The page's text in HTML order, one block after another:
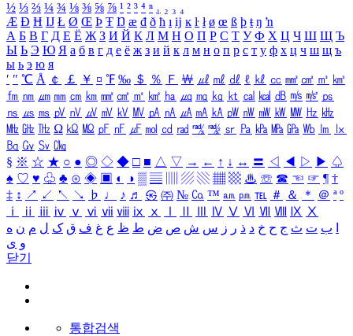
½ ⅓ ⅔ ¼ ¾ ⅛ ⅜ ⅝ ⅞ ¹ ² ³ ⁴ ⁿ ₁ ₂ ₃ ₄
Æ Ð Ħ Ĳ Ł Ø Œ Þ Ŧ Ŋ æ đ ð ħ ı ĳ ĸ ŀ ł ø œ ß þ ŧ ŋ ŉ
А Б В Г Д Е Ё Ж З И Й К Л М Н О П Р С Т У Ф Х Ц Ч Ш Щ Ъ
Ы Ь Э Ю Я а б в г д е ё ж з и й к л м н о п р с т у ф х ц ч ш щ ъ
ы ь э ю я
′ ″ ℃ Å ￠ ￡ ￥ ¤ ℉ ‰ ＄ ％ Ｆ ￦ ㎕ ㎖ ㎗ ℓ ㎘ ㏄ ㎣ ㎤ ㎥ ㎦
㎙ ㎚ ㎛ ㎜ ㎝ ㎞ ㎟ ㎠ ㎡ ㎢ ㏊ ㎍ ㎎ ㎏ ㏏ ㎈ ㎉ ㏈ ㎧ ㎨ ㎰
㎱ ㎲ ㎳ ㎴ ㎵ ㎶ ㎷ ㎸ ㎹ ㎀ ㎁ ㎂ ㎃ ㎄ ㎺ ㎻ ㎽ ㎾ ㎿ ㎐ ㎑
㎒ ㎓ ㎔ Ω ㏀ ㏁ ㎊ ㎋ ㎌ ㏖ ㏅ ㎭ ㎮ ㎯ ㏛ ㎩ ㎪ ㎫ ㎬ ㏝ ㏐
㏓
㏃ ㏉ ㏜ ㏆
§ ※ ☆ ★ ○ ● ◎ ◇ ◆ □ ■ △ ▽ → ← ↑ ↓ ↔ 〓 ◁ ◀ ▷ ▶ ♤
♠ ♡ ♥ ♧ ♣ ⊙ ◈ ▣ ◐ ◑ ▒ ▤ ▨ ▧ ▦ ▩ ♨ ☏ ☎ ☜ ☞ ¶ †
‡ ↕ ↗ ↙ ↖ ↘ ♭ ♩ ♪ ♬ ㉿ ㈜ № ㏇ ™ ㏂ ㏘ ℡ ＃ ＆ ＊ ＠ ª º
ⅰ
ⅱ ⅲ ⅳ ⅴ ⅵ ⅶ ⅷ ⅸ ⅹ Ⅳ Ⅴ Ⅵ Ⅶ Ⅷ Ⅸ Ⅹ
ب ت ث ج ح خ د ذ ر ز س ش ص ض ط ظ ع غ ف ق ک ل م ن ه
و ی
닫기
통합검색